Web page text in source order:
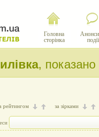
Головна
сторінка
події
, показано
рейтингом за зірками